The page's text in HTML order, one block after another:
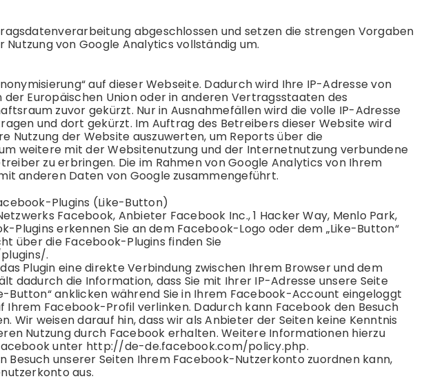
abgeschlossen und setzen die strengen Vorgaben
Nutzung von Google Analytics vollständig um.
auf dieser Webseite. Dadurch wird Ihre IP-Adresse von
Europäischen Union oder in anderen Vertragsstaaten des
zuvor gekürzt. Nur in Ausnahmefällen wird die volle IP-Adresse
und dort gekürzt. Im Auftrag des Betreibers dieser Website wird
Nutzung der Website auszuwerten, um Reports über die
weitere mit der Websitenutzung und der Internetnutzung verbundene
zu erbringen. Die im Rahmen von Google Analytics von Ihrem
anderen Daten von Google zusammengeführt.
Plugins (Like-Button)
Facebook, Anbieter Facebook Inc., 1 Hacker Way, Menlo Park,
Plugins erkennen Sie an dem Facebook-Logo oder dem „Like-Button“
über die Facebook-Plugins finden Sie
.
Plugin eine direkte Verbindung zwischen Ihrem Browser und dem
dadurch die Information, dass Sie mit Ihrer IP-Adresse unsere Seite
Button“ anklicken während Sie in Ihrem Facebook-Account eingeloggt
Ihrem Facebook-Profil verlinken. Dadurch kann Facebook den Besuch
Wir weisen darauf hin, dass wir als Anbieter der Seiten keine Kenntnis
Nutzung durch Facebook erhalten. Weitere Informationen hierzu
unter http://de-de.facebook.com/policy.php.
Besuch unserer Seiten Ihrem Facebook-Nutzerkonto zuordnen kann,
aus.